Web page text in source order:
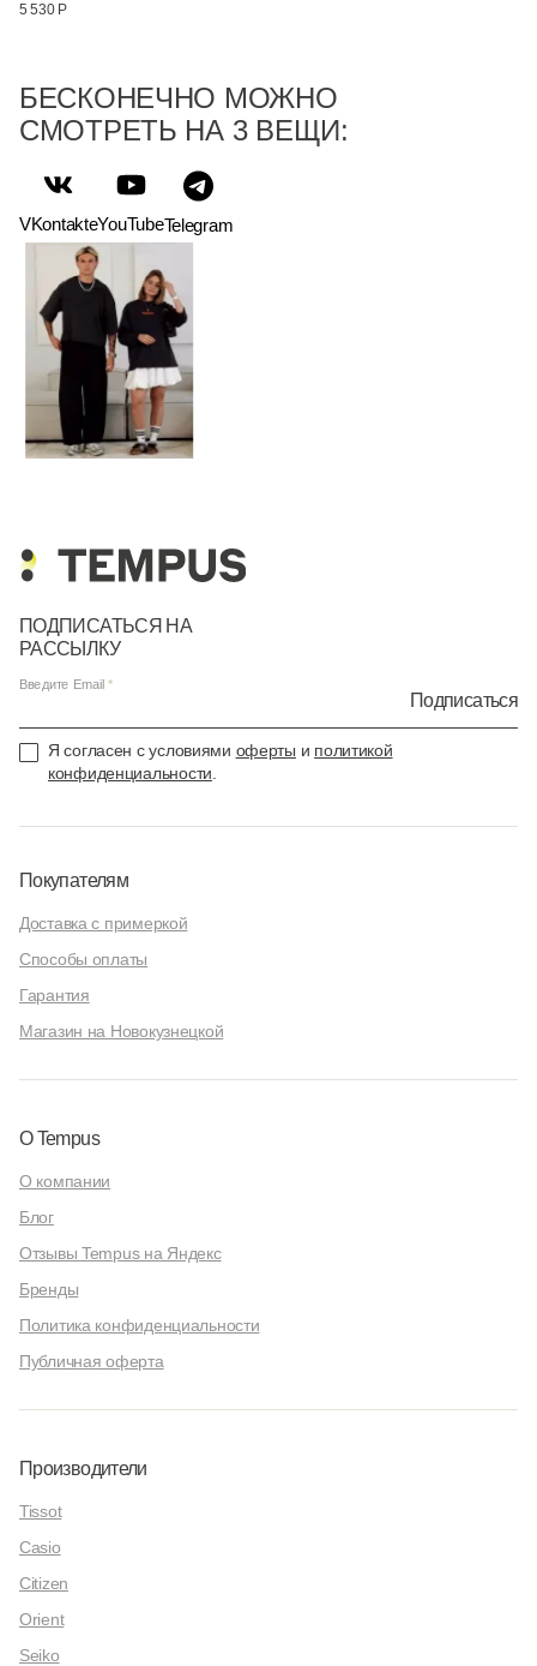
5 530 Р
БЕСКОНЕЧНО МОЖНО
СМОТРЕТЬ НА 3 ВЕЩИ:
VKontakteYouTubeTelegram
ПОДПИСАТЬСЯ НА
РАССЫЛКУ
Введите Email
Подписаться
Я согласен с условиями оферты и политикой
конфиденциальности
Покупателям
Доставка с примеркой
Способы оплаты
Гарантия
Магазин на Новокузнецкой
О Tempus
О компании
Блог
Отзывы Tempus на Яндекс
Бренды
Политика конфиденциальности
Публичная оферта
Производители
Tissot
Casio
Citizen
Orient
Seiko